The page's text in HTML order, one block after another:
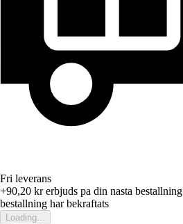
Fri leverans
+90,20 krerbjuds pa din nasta bestallning
bestallning har bekraftats
Loading...